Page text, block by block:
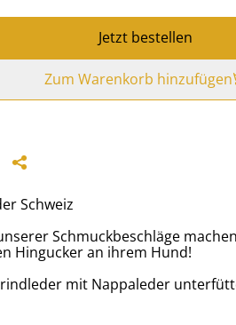
Jetzt bestellen
Zum Warenkorb hinzufügen
Schweiz
Schmuckbeschläge
Hingucker an ihrem Hund!
mit Nappaleder